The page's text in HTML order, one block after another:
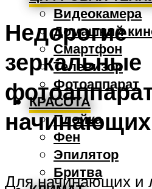
Видеокамера
Домашний
Смартфон
Телевизор
Фотоаппарат
КРАСОТА
Плойка
Фен
Эпилятор
Бритва
Недорогие
зеркальные
начинающих
Для начинающих и